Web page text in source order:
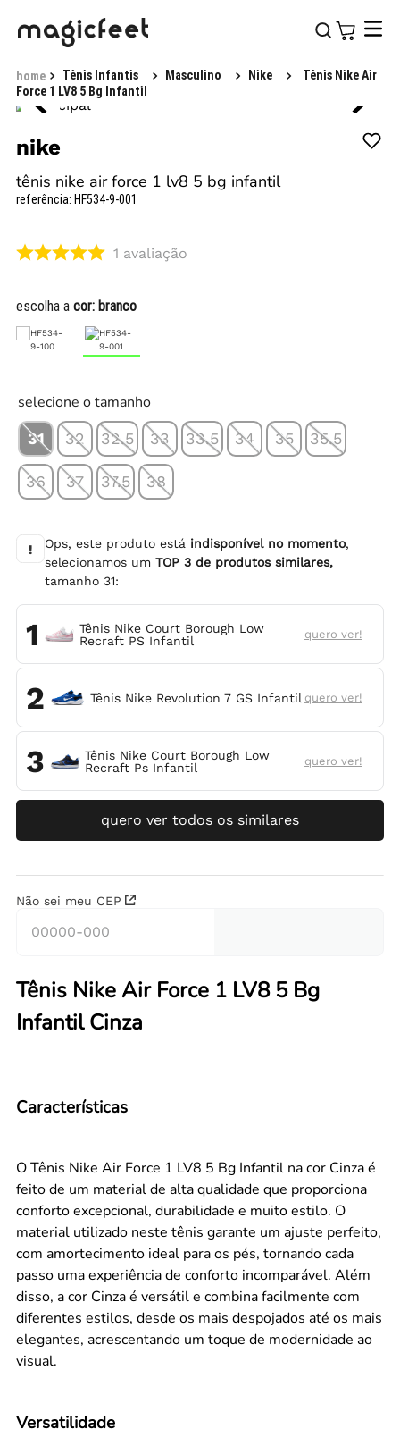
Tênis Infantis Masculino Nike
Tênis Nike Air
Force 1 LV8 5 Bg Infantil
nike
tênis nike air force 1 lv8 5 bg infantil
referência: HF534-9-001
1 avaliação
escolha a cor: branco
selecione o tamanho
31 32 32.5 33 33.5 34 35 35.5
36 37 37.5 38
! Ops, este produto está indisponível no momento,
selecionamos umTOP3 de produtos similares,
tamanho31:
1
Tênis Nike Court Borough Low
Recraft PS Infantil
quero ver!
2 Tênis Nike Revolution 7 GS Infantil quero ver!
3
Tênis Nike Court Borough Low
Recraft Ps Infantil
quero ver!
quero ver todos os similares
Não sei meu CEP
Tênis Nike Air Force 1 LV8 5 Bg
Infantil Cinza
Características
O Tênis Nike Air Force 1 LV8 5 Bg Infantil na cor Cinza é
feito de um material de alta qualidade que proporciona
conforto excepcional, durabilidade e muito estilo. O
material utilizado neste tênis garante um ajuste perfeito,
com amortecimento ideal para os pés, tornando cada
passo uma experiência de conforto incomparável. Além
disso, a cor Cinza é versátil e combina facilmente com
diferentes estilos, desde os mais despojados até os mais
elegantes, acrescentando um toque de modernidade ao
visual.
Versatilidade